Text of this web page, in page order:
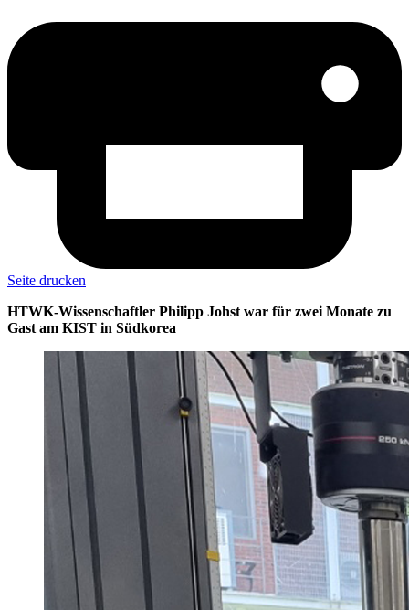
Seite drucken
HTWK-Wissenschaftler Philipp Johst war für zwei Monate zu
Gast am KIST in Südkorea